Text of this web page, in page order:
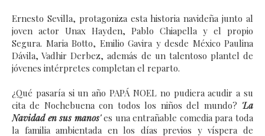
Ernesto Sevilla, protagoniza esta historia navideña junto al
joven actor Unax Hayden, Pablo Chiapella y el propio
Segura. Maria Botto, Emilio Gavira y desde México Paulina
Dávila, Vadhir Derbez, además de un talentoso plantel de
jóvenes intérpretes completan el reparto.
¿Qué pasaría si un año PAPÁ NOEL no pudiera acudir a su
cita de Nochebuena con todos los niños del mundo? 'La
Navidad en sus manos'es una entrañable comedia para toda
la familia ambientada en los días previos y víspera de